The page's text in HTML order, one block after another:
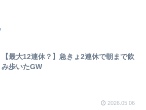
【最大12連休？】急きょ2連休で朝まで飲
み歩いたGW
2026.05.06